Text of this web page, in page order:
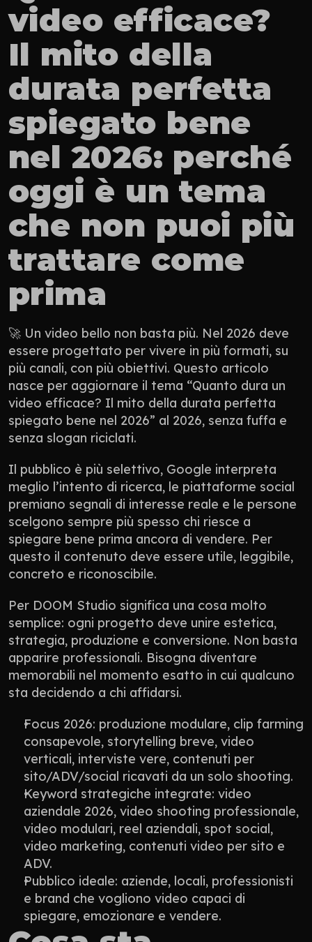
video efficace?
Il mito della
durata perfetta
spiegato bene
nel 2026: perché
oggi è un tema
che non puoi più
trattare come
prima
🚀 Un video bello non basta più. Nel 2026 deve
essere progettato per vivere in più formati, su
più canali, con più obiettivi. Questo articolo
nasce per aggiornare il tema “Quanto dura un
video efficace? Il mito della durata perfetta
spiegato bene nel 2026” al 2026, senza fuffa e
senza slogan riciclati.
Il pubblico è più selettivo, Google interpreta
meglio l’intento di ricerca, le piattaforme social
premiano segnali di interesse reale e le persone
scelgono sempre più spesso chi riesce a
spiegare bene prima ancora di vendere. Per
questo il contenuto deve essere utile, leggibile,
concreto e riconoscibile.
Per DOOM Studio significa una cosa molto
semplice: ogni progetto deve unire estetica,
strategia, produzione e conversione. Non basta
apparire professionali. Bisogna diventare
memorabili nel momento esatto in cui qualcuno
sta decidendo a chi affidarsi.
Focus 2026: produzione modulare, clip farming
consapevole, storytelling breve, video
verticali, interviste vere, contenuti per
sito/ADV/social ricavati da un solo shooting.
Keyword strategiche integrate: video
aziendale 2026, video shooting professionale,
video modulari, reel aziendali, spot social,
video marketing, contenuti video per sito e
ADV.
Pubblico ideale: aziende, locali, professionisti
e brand che vogliono video capaci di
spiegare, emozionare e vendere.